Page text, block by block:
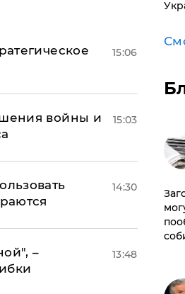
15:06
войны и
15:03
14:30
–
13:48